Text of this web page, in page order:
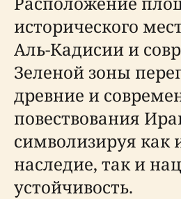
исторического
Аль-Кадисии и
Зеленой зоны
древние и
повествования
символизируя как
наследие, так и
устойчивость.